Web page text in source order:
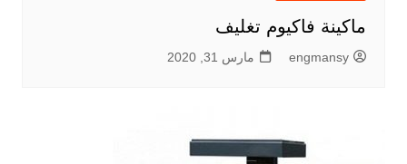
ماكينة فاكيوم تغليف
engmansy مارس 31, 2020